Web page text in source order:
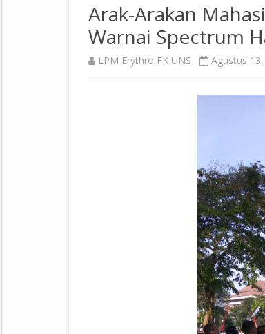
Arak-Arakan
Warnai Spectrum
LPM Erythro FK UNS Agustus